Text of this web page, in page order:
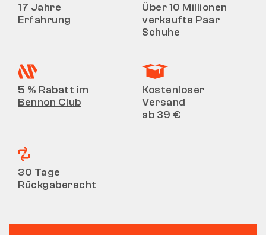
17 Jahre
Erfahrung
Über 10 Millionen
verkaufte Paar
Schuhe
5 % Rabatt im
Bennon Club
Kostenloser
Versand
ab 39 €
30 Tage
Rückgaberecht